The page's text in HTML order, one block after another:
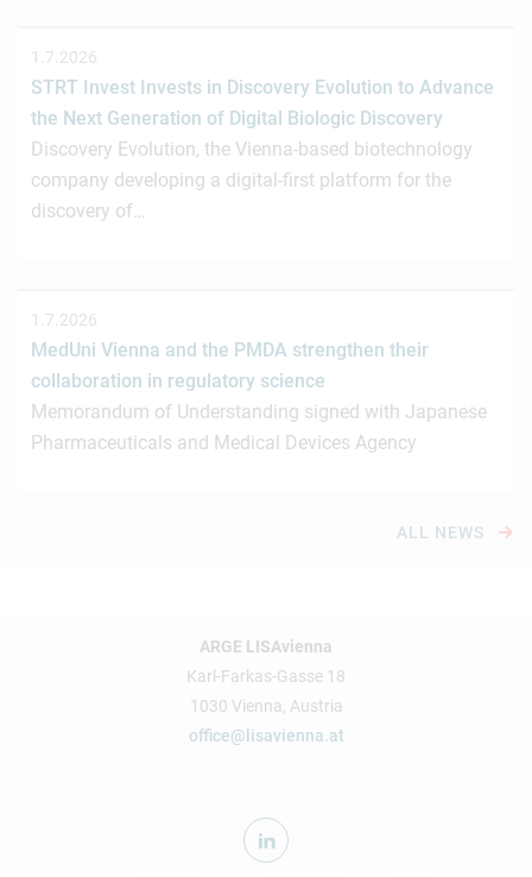
1.7.2026
STRT Invest Invests in Discovery Evolution to Advance
the Next Generation of Digital Biologic Discovery
Discovery Evolution, the Vienna-based biotechnology
company developing a digital-first platform for the
discovery of…
1.7.2026
MedUni Vienna and the PMDA strengthen their
collaboration in regulatory science
Memorandum of Understanding signed with Japanese
Pharmaceuticals and Medical Devices Agency
ALL NEWS
ARGE LISAvienna
Karl-Farkas-Gasse 18
1030 Vienna, Austria
office@lisavienna.at